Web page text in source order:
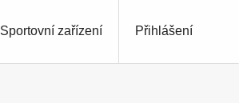
Přihlášení
Sportovní zařízení